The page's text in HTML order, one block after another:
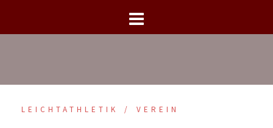
LEICHTATHLETIK VEREIN